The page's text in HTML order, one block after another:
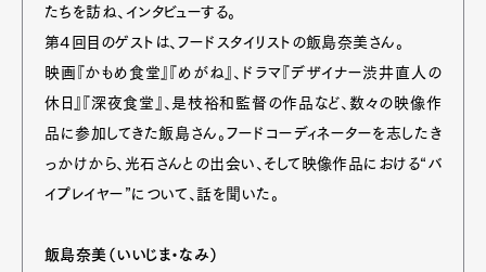
たちを訪ね、インタビューする。
第４回目のゲストは、フードスタイリストの飯島奈美さん。
映画『かもめ食堂』『めがね』、ドラマ『デザイナー渋井直人の
休日』『深夜食堂』、是枝裕和監督の作品など、数々の映像作
品に参加してきた飯島さん。フードコーディネーターを志したき
っかけから、光石さんとの出会い、そして映像作品における“バ
イプレイヤー”について、話を聞いた。
飯島奈美（いいじま・なみ）